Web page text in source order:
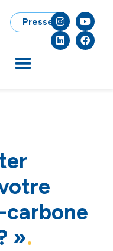
Presse
carbone
»